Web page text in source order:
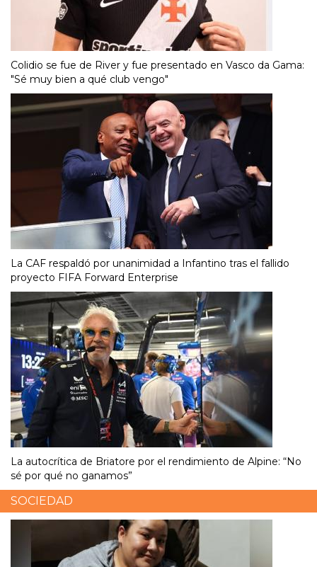
Colidio se fue de River y fue presentado en Vasco da Gama:
"Sé muy bien a qué club vengo"
La CAF respaldó por unanimidad a Infantino tras el fallido
proyecto FIFA Forward Enterprise
La autocrítica de Briatore por el rendimiento de Alpine: “No
sé por qué no ganamos”
SOCIEDAD